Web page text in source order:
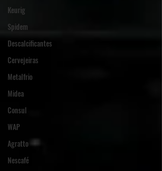
Keurig
Spidem
Descalcificantes
Cervejeiras
Metalfrio
Midea
Consul
WAP
Agratto
Nescafé